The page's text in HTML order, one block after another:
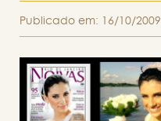
Publicado em: 16/10/2009